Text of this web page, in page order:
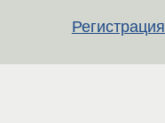
Регистрация